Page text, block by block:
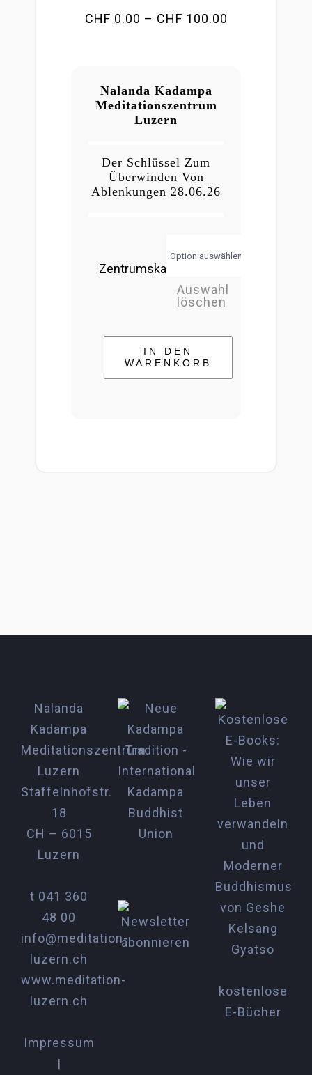
CHF 0.00 – CHF 100.00
Nalanda Kadampa
Meditationszentrum
Luzern
Der Schlüssel Zum
Überwinden Von
Ablenkungen 28.06.26
Zentrumskarte
Auswahl
löschen
IN DEN
WARENKORB
Nalanda
Kadampa
Meditationszentrum
Luzern
Staffelnhofstr.
18
CH – 6015
Luzern
t 041 360
48 00
info@meditation-
luzern.ch
www.meditation-
luzern.ch
Impressum
|
kostenlose
E-Bücher